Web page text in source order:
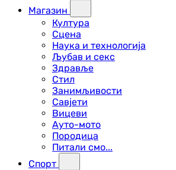
Магазин
Култура
Сцена
Наука и технологија
Љубав и секс
Здравље
Стил
Занимљивости
Савјети
Вицеви
Ауто-мото
Породица
Питали смо...
Спорт